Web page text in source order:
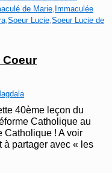
de Marie, Immaculée
,Soeur Lucie,Soeur Lucie de
Coeur
40ème leçon du
Catholique au
Catholique ! A voir
à partager avec « les